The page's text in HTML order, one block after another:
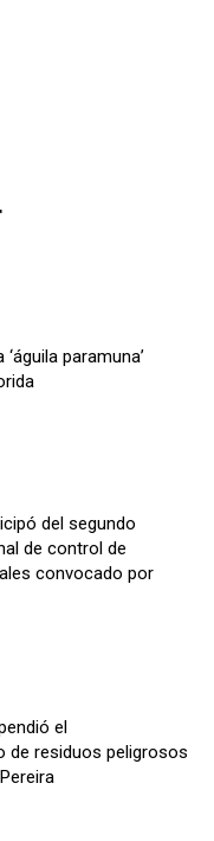
paramuna’
del segundo
de control de
convocado por
el
de residuos peligrosos